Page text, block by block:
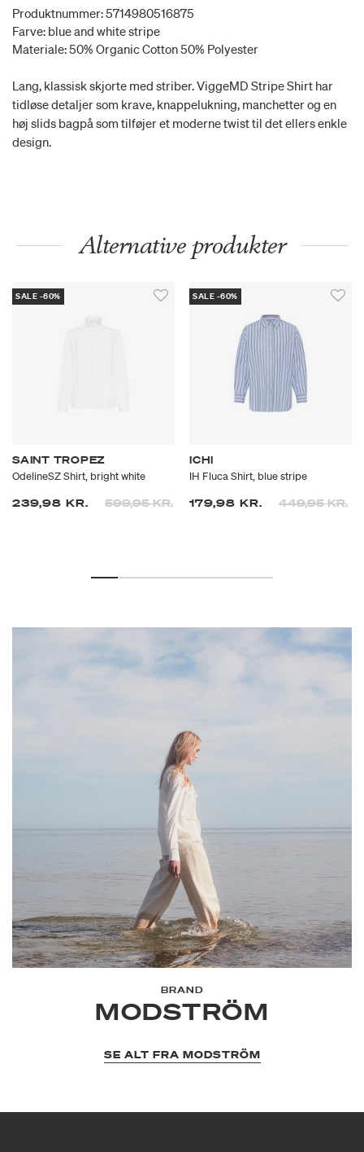
Produktnummer: 5714980516875
Farve: blue and white stripe
Materiale: 50% Organic Cotton 50% Polyester
Lang, klassisk skjorte med striber. ViggeMD Stripe Shirt har
tidløse detaljer som krave, knappelukning, manchetter og en
høj slids bagpå som tilføjer et moderne twist til det ellers enkle
design.
Alternative produkter
SALE -60%
SAINT TROPEZ
OdelineSZ Shirt, bright white
239,98 KR.
Prisen er nedsat fra
599,95 KR.til
SALE -60%
ICHI
IH Fluca Shirt, blue stripe
179,98 KR.
Prisen er
449,95 KR.til
BRAND
MODSTRÖM
SE ALT FRA MODSTRÖM